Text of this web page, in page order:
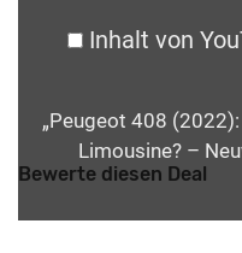
Inhalt von
„Peugeot 408
Limousine? –
Bewerte diesen Deal